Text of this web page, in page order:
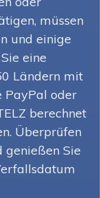
müssen
und einige
eine
Ländern mit
PayPal oder
berechnet
Überprüfen
genießen Sie